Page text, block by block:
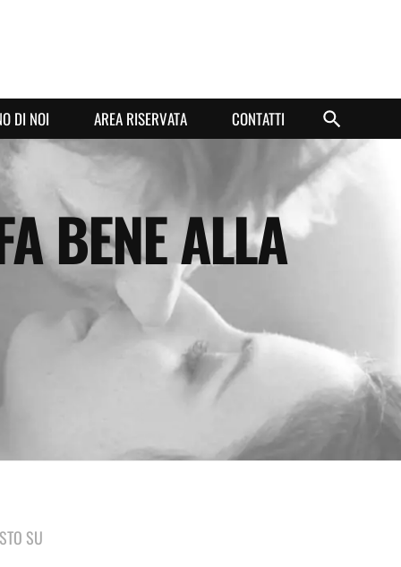
DI NOI AREA RISERVATA CONTATTI
BENE ALLA
SU